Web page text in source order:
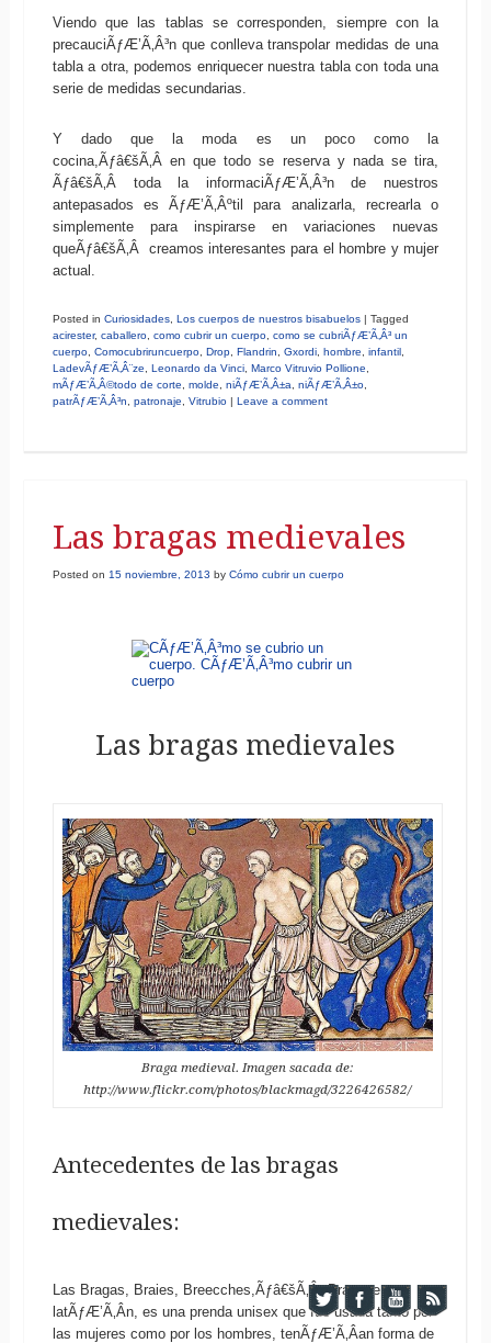
Viendo que las tablas se corresponden, siempre con la
precauciÃƒÆ’Ã‚Â³n que conlleva transpolar medidas de una
tabla a otra, podemos enriquecer nuestra tabla con toda una
serie de medidas secundarias.
Y dado que la moda es un poco como la
cocina,Ãƒâ€šÃ‚Â en que todo se reserva y nada se tira,
Ãƒâ€šÃ‚Â toda la informaciÃƒÆ’Ã‚Â³n de nuestros
antepasados es ÃƒÆ’Ã‚Âºtil para analizarla, recrearla o
simplemente para inspirarse en variaciones nuevas
queÃƒâ€šÃ‚Â creamos interesantes para el hombre y mujer
actual.
Posted in Curiosidades, Los cuerpos de nuestros bisabuelos
Tagged
acirester, caballero, como cubrir un cuerpo, como se cubriÃƒÆ’Ã‚Â³ un
cuerpo, Comocubriruncuerpo, Drop, Flandrin, Gxordi, hombre, infantil ,
LadevÃƒÆ’Ã‚Â¨ze, Leonardo da Vinci, Marco Vitruvio Pollione,
mÃƒÆ’Ã‚Â©todo de corte, molde, niÃƒÆ’Ã‚Â±a, niÃƒÆ’Ã‚Â±o,
patrÃƒÆ’Ã‚Â³n, patronaje, Vitrubio Leave a comment
Las bragas medievales
Posted on 15 noviembre, 2013 by Cómo cubrir un cuerpo
Las bragas medievales
Braga medieval. Imagen sacada de:
http://www.flickr.com/photos/blackmagd/3226426582/
Antecedentes de las bragas
medievales:
Las Bragas, Braies, Breecches,Ãƒâ€šÃ‚Â Braccae en
latÃƒÆ’Ã‚Â­n, es una prenda unisex que fue usada tanto por
las mujeres como por los hombres, tenÃƒÆ’Ã‚Â­an forma de